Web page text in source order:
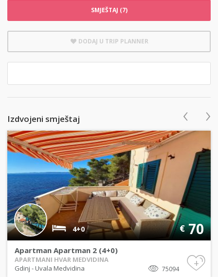
SMJEŠTAJ (7)
DODAJ U TRIP PLANNER
Izdvojeni smještaj
4+0 €70
Apartman Apartman 2 (4+0)
APARTMANI HVAR MEDVIDINA
75094
Gdinj -Uvala Medvidina +
‹ ›